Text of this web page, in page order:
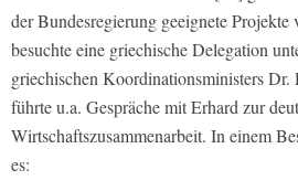
der Bundesregierung geeignete
besuchte eine griechische Delegation
griechischen Koordinationsministers Dr.
führte u.a. Gespräche mit Erhard zur
Wirtschaftszusammenarbeit. In einem
es: